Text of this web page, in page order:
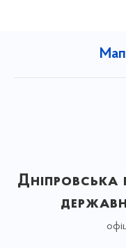
Дніпровська